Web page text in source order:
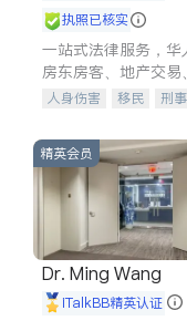
执照已核实
一站式法律服务，华
房东房客、地产交易
伤害、车祸重伤、商
建筑合同、刑事案件
人身伤害 移民
刑事
信托/遗嘱
商业
商
索赔
律师-其它
精英会员
Dr. Ming Wang
iTalkBB精英认证